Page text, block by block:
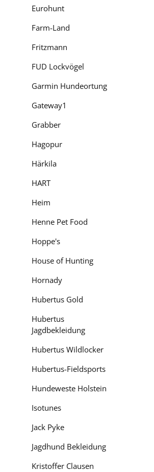
Eurohunt
Farm-Land
Fritzmann
FUD Lockvögel
Garmin Hundeortung
Gateway1
Grabber
Hagopur
Härkila
HART
Heim
Henne Pet Food
Hoppe's
House of Hunting
Hornady
Hubertus Gold
Hubertus
Jagdbekleidung
Hubertus Wildlocker
Hubertus-Fieldsports
Hundeweste Holstein
Isotunes
Jack Pyke
Jagdhund Bekleidung
Kristoffer Clausen